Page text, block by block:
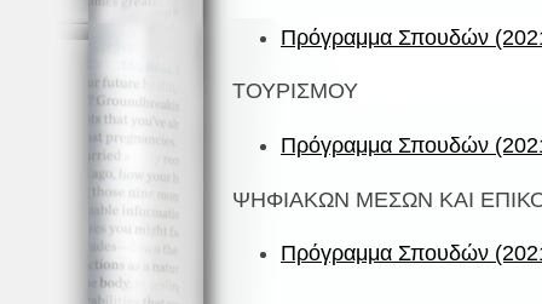
Πρόγραμμα Σπουδών
ΤΟΥΡΙΣΜΟΥ
Πρόγραμμα Σπουδών
ΨΗΦΙΑΚΩΝ ΜΕΣΩΝ ΚΑΙ
Πρόγραμμα Σπουδών